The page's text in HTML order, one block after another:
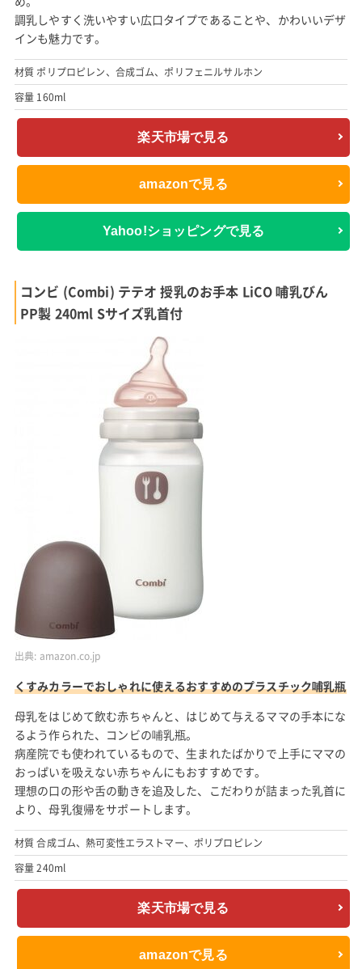
調乳しやすく洗いやすい広口タイプであることや、かわいいデザ
インも魅力です。
材質 ポリプロピレン、合成ゴム、ポリフェニルサルホン
容量 160ml
楽天市場で見る
amazonで見る
Yahoo!ショッピングで見る
コンビ (Combi) テテオ 授乳のお手本 LiCO 哺乳びん
PP製 240ml Sサイズ乳首付
出典: amazon.co.jp
くすみカラーでおしゃれに使えるおすすめのプラスチック哺乳瓶
母乳をはじめて飲む赤ちゃんと、はじめて与えるママの手本にな
るよう作られた、コンビの哺乳瓶。
病産院でも使われているもので、生まれたばかりで上手にママの
おっぱいを吸えない赤ちゃんにもおすすめです。
理想の口の形や舌の動きを追及した、こだわりが詰まった乳首に
より、母乳復帰をサポートします。
材質 合成ゴム、熱可変性エラストマー、ポリプロピレン
容量 240ml
楽天市場で見る
amazonで見る